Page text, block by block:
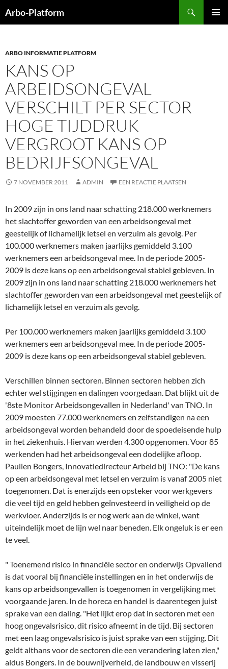
naar
Arbo-Platform
ARBO INFORMATIE PLATFORM
KANS OP
ARBEIDSONGEVAL
VERSCHILT PER SECTOR
HOGE TIJDDRUK
VERGROOT KANS OP
BEDRIJFSONGEVAL
7 NOVEMBER 2011 ADMIN EEN REACTIE PLAATSEN
In 2009 zijn in ons land naar schatting 218.000 werknemers
het slachtoffer geworden van een arbeidsongeval met
geestelijk of lichamelijk letsel en verzuim als gevolg. Per
100.000 werknemers maken jaarlijks gemiddeld 3.100
werknemers een arbeidsongeval mee. In de periode 2005-
2009 is deze kans op een arbeidsongeval stabiel gebleven. In
2009 zijn in ons land naar schatting 218.000 werknemers het
slachtoffer geworden van een arbeidsongeval met geestelijk of
lichamelijk letsel en verzuim als gevolg.
Per 100.000 werknemers maken jaarlijks gemiddeld 3.100
werknemers een arbeidsongeval mee. In de periode 2005-
2009 is deze kans op een arbeidsongeval stabiel gebleven.
Verschillen binnen sectoren. Binnen sectoren hebben zich
echter wel stijgingen en dalingen voorgedaan. Dat blijkt uit de
'8ste Monitor Arbeidsongevallen in Nederland' van TNO. In
2009 moesten 77.000 werknemers en zelfstandigen na een
arbeidsongeval worden behandeld door de spoedeisende hulp
in het ziekenhuis. Hiervan werden 4.300 opgenomen. Voor 85
werkenden had het arbeidsongeval een dodelijke afloop.
Paulien Bongers, Innovatiedirecteur Arbeid bij TNO: "De kans
op een arbeidsongeval met letsel en verzuim is vanaf 2005 niet
toegenomen. Dat is enerzijds een opsteker voor werkgevers
die veel tijd en geld hebben geïnvesteerd in veiligheid op de
werkvloer. Anderzijds is er nog werk aan de winkel, want
uiteindelijk moet de lijn wel naar beneden. Elk ongeluk is er een
te veel.
" Toenemend risico in financiële sector en onderwijs Opvallend
is dat vooral bij financiële instellingen en in het onderwijs de
kans op arbeidsongevallen is toegenomen in vergelijking met
voorgaande jaren. In de horeca en handel is daarentegen juist
sprake van een daling. "Het lijkt erop dat in sectoren met een
hoog ongevalsrisico, dit risico afneemt in de tijd. Bij sectoren
met een laag ongevalsrisico is juist sprake van een stijging. Dit
geldt althans voor de sectoren die een verandering laten zien,"
aldus Bongers. In de bouwnijverheid, de landbouw en visserij